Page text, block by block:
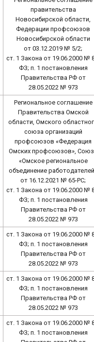
правительства
Новосибирской области,
Федерации профсоюзов
Новосибирской области
от 03.12.2019 № 5/2;
ст. 1 Закона от 19.06.2000 №
ФЗ; п. 1 постановления
Правительства РФ от
28.05.2022 № 973
Региональное соглашение
Правительства Омской
области, Омского
союза организаций
профсоюзов «Федерация
Омских профсоюзов»,
«Омское региональное
объединение
от 16.12.2021 № 65-РС;
ст. 1 Закона от 19.06.2000 №
ФЗ; п. 1 постановления
Правительства РФ от
28.05.2022 № 973
ст. 1 Закона от 19.06.2000 №
ФЗ; п. 1 постановления
Правительства РФ от
28.05.2022 № 973
ст. 1 Закона от 19.06.2000 №
ФЗ; п. 1 постановления
Правительства РФ от
28.05.2022 № 973
ст. 1 Закона от 19.06.2000 №
ФЗ; п. 1 постановления